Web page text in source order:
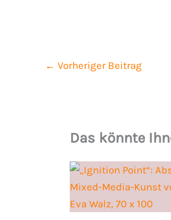
← Vorheriger Beitrag
Das könnte